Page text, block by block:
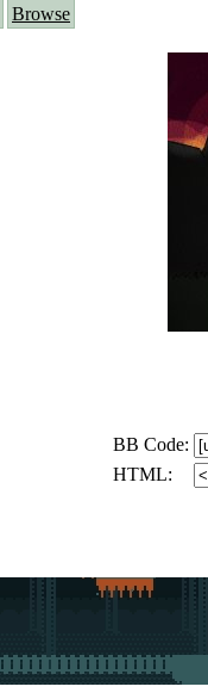
Browse
BB Code:
HTML: